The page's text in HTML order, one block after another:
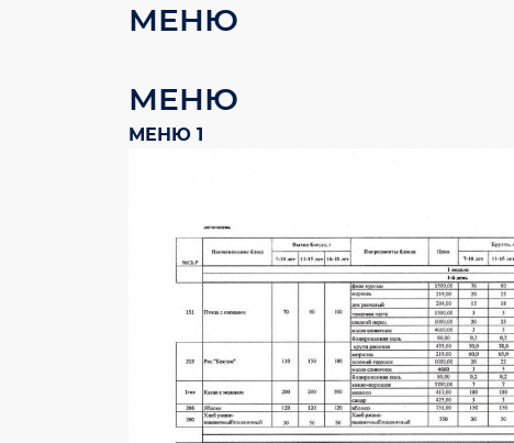
МЕНЮ
МЕНЮ
МЕНЮ 1